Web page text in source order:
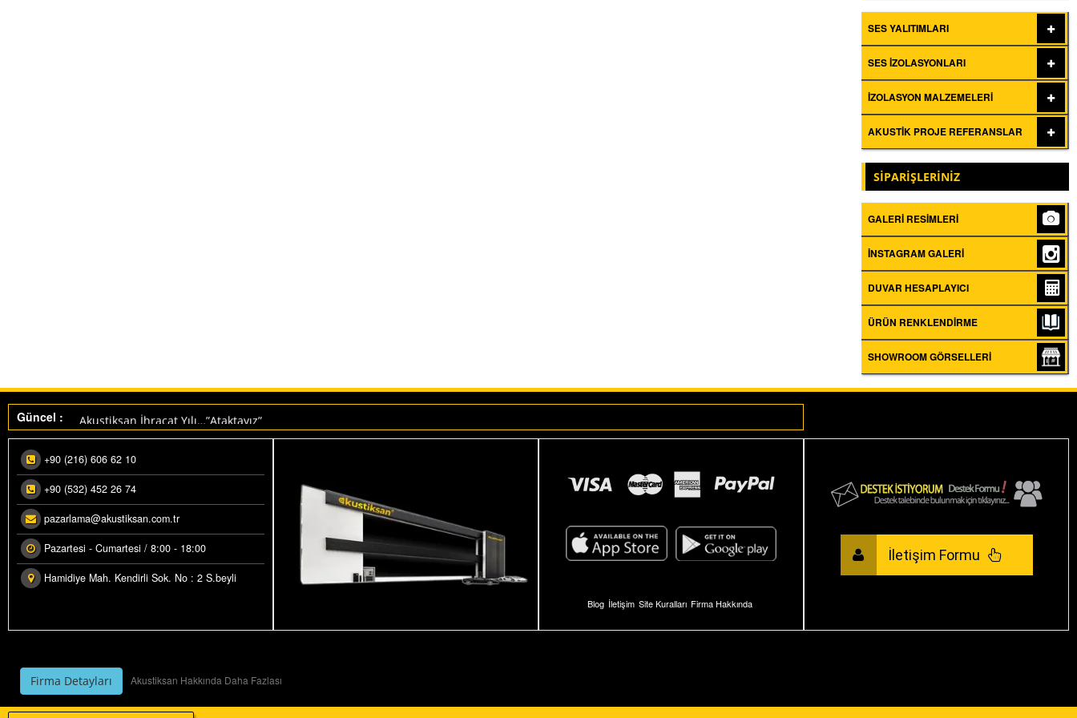
SES YALITIMLARI
SES İZOLASYONLARI
İZOLASYON MALZEMELERI
AKUSTIK PROJE REFERANSLAR
SİPARİŞLERİNİZ
GALERI RESIMLERI
İNSTAGRAM GALERI
DUVAR HESAPLAYICI
ÜRÜN RENKLENDIRME
SHOWROOM GÖRSELLERI
Güncel :
Makedonya ihracatımız üretime alındı.
Akustiksan İhraçat Yılı…”Ataktayız”
+90 (216) 606 62 10
+90 (532) 452 26 74
pazarlama@akustiksan.com.tr
Pazartesi - Cumartesi / 8:00 - 18:00
Hamidiye Mah. Kendirli Sok. No : 2 S.beyli
Blog İletişim Site Kuralları Firma Hakkında
İletişim Formu
Firma Detayları Akustiksan Hakkında Daha Fazlası